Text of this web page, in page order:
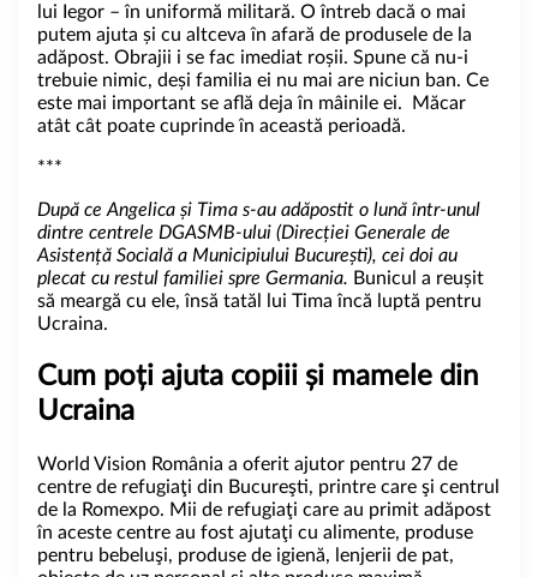
lui Iegor – în uniformă militară. O întreb dacă o mai
putem ajuta și cu altceva în afară de produsele de la
adăpost. Obrajii i se fac imediat roșii. Spune că nu-i
trebuie nimic, deși familia ei nu mai are niciun ban. Ce
este mai important se află deja în mâinile ei. Măcar
atât cât poate cuprinde în această perioadă.
***
După ce Angelica și Tima s-au adăpostit o lună într-unul
dintre centrele DGASMB-ului (Direcției Generale de
Asistență Socială a Municipiului București), cei doi au
plecat cu restul familiei spre Germania. Bunicul a reușit
să meargă cu ele, însă tatăl lui Tima încă luptă pentru
Ucraina.
Cum poți ajuta copiii și mamele din
Ucraina
World Vision România a oferit ajutor pentru 27 de
centre de refugiaţi din Bucureşti, printre care şi centrul
de la Romexpo. Mii de refugiaţi care au primit adăpost
în aceste centre au fost ajutaţi cu alimente, produse
pentru bebeluşi, produse de igienă, lenjerii de pat,